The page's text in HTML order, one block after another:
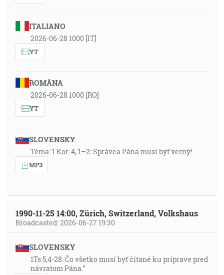
ITALIANO
2026-06-28 1000 [IT]
YT
ROMÂNA
2026-06-28 1000 [RO]
YT
SLOVENSKY
Téma: 1 Kor. 4, 1–2: Správca Pána musí byť verný!
MP3
1990-11-25 14:00, Zürich, Switzerland, Volkshaus
Broadcasted: 2026-06-27 19:30
SLOVENSKY
1Ts 5,4-28: Čo všetko musí byť čítané ku príprave pred
návratom Pána.”